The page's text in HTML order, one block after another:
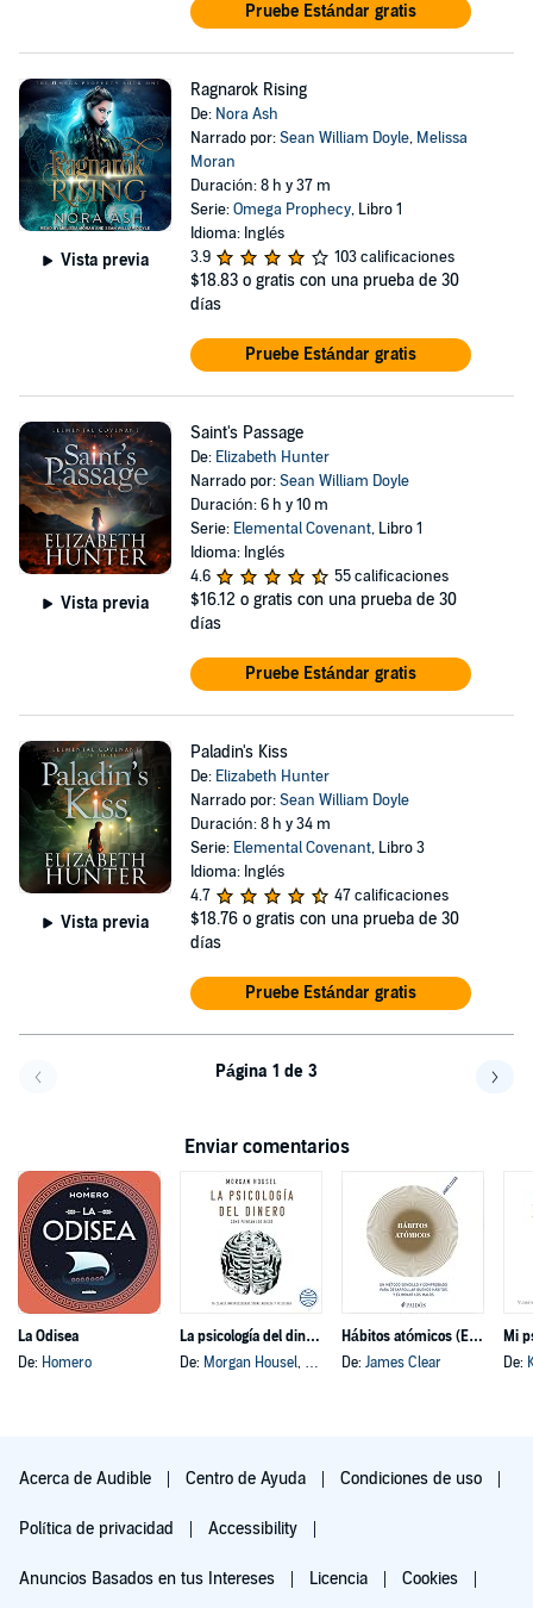
Pruebe Estándar gratis
Vista previa
Ragnarok Rising
De: Nora Ash
Narrado por:Sean William Doyle, Melissa
Moran
Duración: 8 h y 37 m
Serie:Omega Prophecy, Libro 1
Idioma: Inglés
3.9
103 calificaciones
$18.83 o gratis con una prueba de 30
días
Pruebe Estándar gratis
Vista previa
Saint's Passage
De: Elizabeth Hunter
Narrado por:Sean William Doyle
Duración: 6 h y 10 m
Serie: Elemental Covenant, Libro 1
Idioma: Inglés
4.6
55 calificaciones
$16.12 o gratis con una prueba de 30
días
Pruebe Estándar gratis
Vista previa
Paladin's Kiss
De: Elizabeth Hunter
Narrado por:Sean William Doyle
Duración: 8 h y 34 m
Serie: Elemental Covenant, Libro 3
Idioma: Inglés
4.7
47 calificaciones
$18.76 o gratis con una prueba de 30
días
Pruebe Estándar gratis
Página 1 de 3
Enviar comentarios
La Odisea
De: Homero
La psicología del dinero
De: Morgan Housel, y otros
Hábitos atómicos (Español neutro)
De: James Clear
Mi
De:
Acerca de Audible Centro de Ayuda Condiciones de uso
Política de privacidad Accessibility
Anuncios Basados en tus Intereses Licencia Cookies